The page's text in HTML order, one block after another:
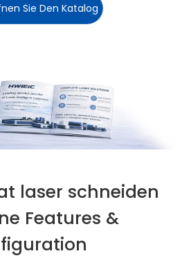
Sie Den Katalog
laser schneiden
Features &